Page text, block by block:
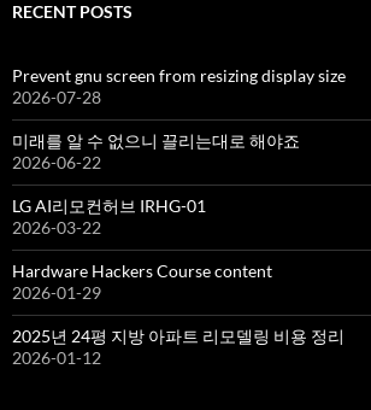
RECENT POSTS
Prevent gnu screen from resizing display size
2026-07-28
미래를 알 수 없으니 끌리는대로 해야죠
2026-06-22
LG AI리모컨허브 IRHG-01
2026-03-22
Hardware Hackers Course content
2026-01-29
2025년 24평 지방 아파트 리모델링 비용 정리
2026-01-12